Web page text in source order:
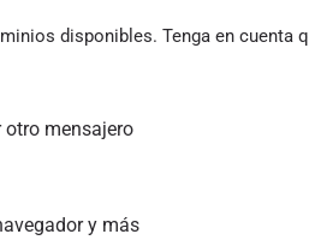
disponibles. Tenga en cuenta
otro mensajero
y más